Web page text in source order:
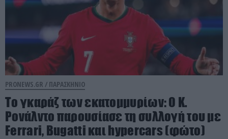
PRONEWS.GR / ΠΑΡΑΣΚΗΝΙΟ
Το γκαράζ των εκατομμυρίων: Ο Κ.
Ρονάλντο παρουσίασε τη συλλογή του με
Ferrari, Bugatti και hypercars (φώτο)